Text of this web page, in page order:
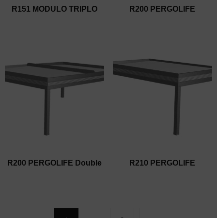
R151 MODULO TRIPLO R200 PERGOLIFE
R200 PERGOLIFE Double R210 PERGOLIFE